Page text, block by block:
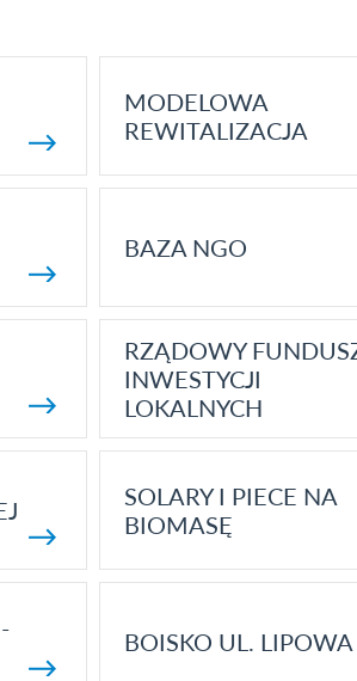
MODELOWA
REWITALIZACJA
BAZA NGO
RZĄDOWY
INWESTYCJI
LOKALNYCH
SOLARY I PIECE NA
BIOMASĘ
BOISKO UL. LIPOWA